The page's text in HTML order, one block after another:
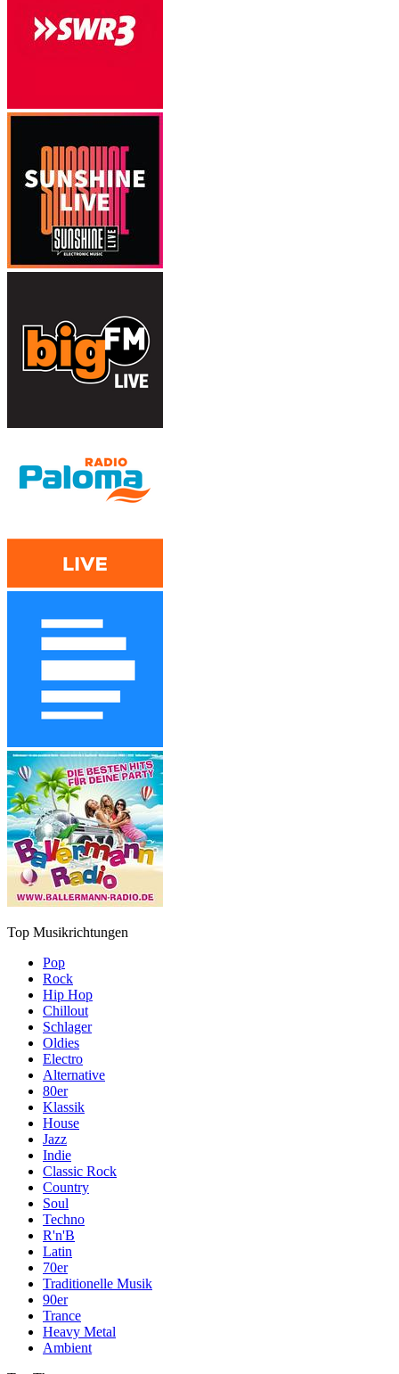
Top Musikrichtungen
Pop
Rock
Hip Hop
Chillout
Schlager
Oldies
Electro
Alternative
80er
Klassik
House
Jazz
Indie
Classic Rock
Country
Soul
Techno
R'n'B
Latin
70er
Traditionelle Musik
90er
Trance
Heavy Metal
Ambient